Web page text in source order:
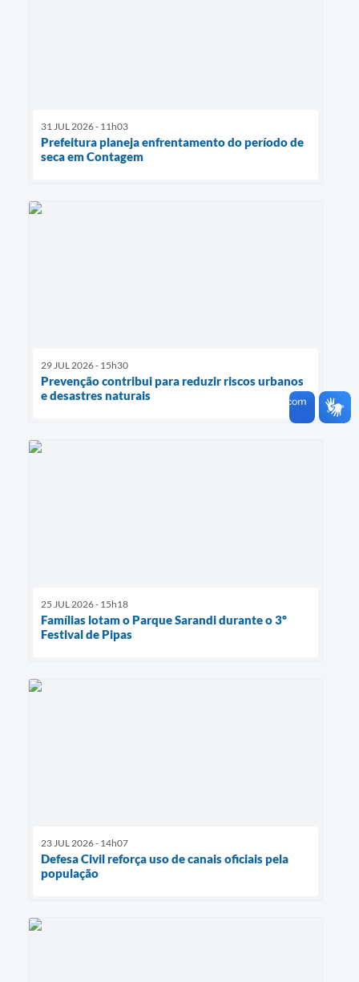
31 JUL 2026 - 11h03
Prefeitura planeja enfrentamento do período de
seca em Contagem
29 JUL 2026 - 15h30
Prevenção contribui para reduzir riscos urbanos
e desastres naturais
25 JUL 2026 - 15h18
Famílias lotam o Parque Sarandi durante o 3º
Festival de Pipas
23 JUL 2026 - 14h07
Defesa Civil reforça uso de canais oficiais pela
população